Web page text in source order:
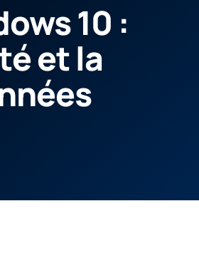
10 :
et la